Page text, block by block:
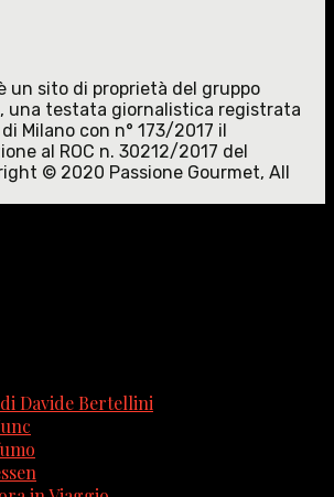
un sito di proprietà del gruppo
una testata giornalistica registrata
Milano con n° 173/2017 il
al ROC n. 30212/2017 del
© 2020 Passione Gourmet, All
Davide Bertellini